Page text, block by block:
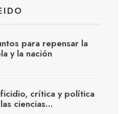
para repensar la
y la nación
crítica y política
ciencias…